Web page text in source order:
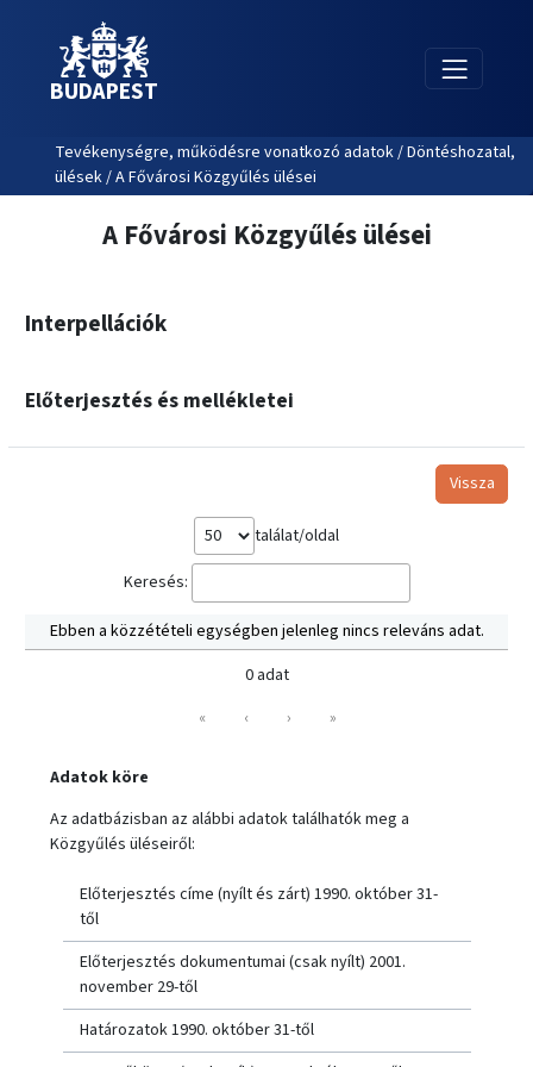
BUDAPEST
Tevékenységre, működésre vonatkozó adatok / Döntéshozatal,
ülések / A Fővárosi Közgyűlés ülései
A Fővárosi Közgyűlés ülései
Interpellációk
Előterjesztés és mellékletei
Vissza
találat/oldal
Keresés:
Ebben a közzétételi egységben jelenleg nincs releváns adat.
0 adat
«
‹ › »
Adatok köre
Az adatbázisban az alábbi adatok találhatók meg a
Közgyűlés üléseiről:
Előterjesztés címe (nyílt és zárt) 1990. október 31-
től
Előterjesztés dokumentumai (csak nyílt) 2001.
november 29-től
Határozatok 1990. október 31-től